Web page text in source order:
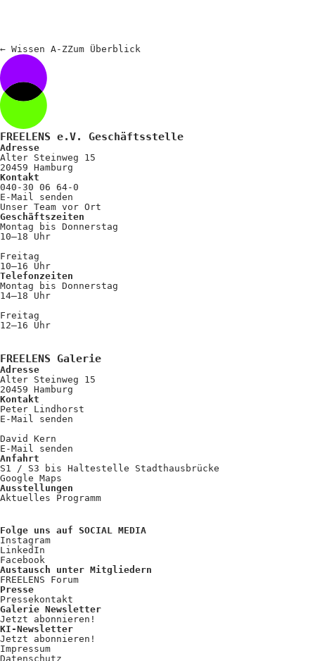
Verband
Fotograf*innen
Regionalgruppen
Projekte und Publikationen
Foundation
Services für
Fotograf*innen
Mitglied werden
Presseausweis
Mein FREELENS
Wissen A-Z
← Wissen A-ZZum Überblick
FREELENS e.V. Geschäftsstelle
Adresse
Alter Steinweg 15
20459 Hamburg
Kontakt
040-30 06 64-0
E-Mail senden
Unser Team vor Ort
Geschäftszeiten
Montag bis Donnerstag
10–18 Uhr
Freitag
10–16 Uhr
Telefonzeiten
Montag bis Donnerstag
14–18 Uhr
Freitag
12–16 Uhr
FREELENS Galerie
Adresse
Alter Steinweg 15
20459 Hamburg
Kontakt
Peter Lindhorst
E-Mail senden
David Kern
E-Mail senden
Anfahrt
S1 / S3 bis Haltestelle Stadthausbrücke
Google Maps
Ausstellungen
Aktuelles Programm
Folge uns auf SOCIAL MEDIA
Instagram
LinkedIn
Facebook
Austausch unter Mitgliedern
FREELENS Forum
Presse
Pressekontakt
Galerie Newsletter
Jetzt abonnieren!
KI-Newsletter
Jetzt abonnieren!
Impressum
Datenschutz